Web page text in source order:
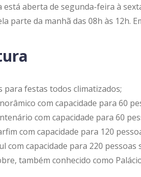
está aberta de segunda-feira à
parte da manhã das 08h às 12h.
para festas todos climatizados;
com capacidade para 60
com capacidade para 60
com capacidade para 120
com capacidade para 220
também conhecido como